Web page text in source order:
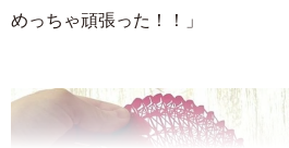
めっちゃ頑張った！！」